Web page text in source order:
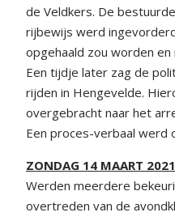
de Veldkers. De
rijbewijs werd
opgehaald zou worden
Een tijdje later zag de
rijden in Hengevelde.
overgebracht naar het
Een proces-verbaal werd
ZONDAG 14 MAART 2021
Werden meerdere
overtreden van de